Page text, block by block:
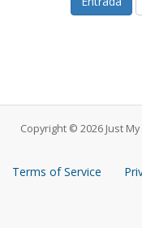
Copyright © 2026 Just
Terms of Service